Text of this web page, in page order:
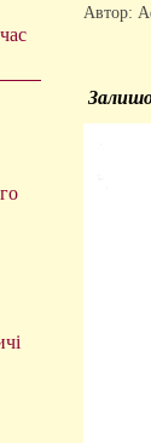
Автор: